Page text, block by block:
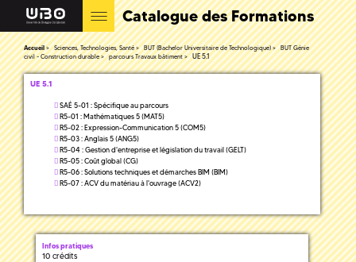
Catalogue des Formations
Accueil Sciences, Technologies, Santé BUT (Bachelor Universitaire de Technologique)
BUT Génie
civil - Construction durable
parcours Travaux bâtiment UE 5.1
UE 5.1
SAÉ 5-01 : Spécifique au parcours
R5-01 : Mathématiques 5 (MAT5)
R5-02 : Expression-Communication 5 (COM5)
R5-03 : Anglais 5 (ANG5)
R5-04 : Gestion d'entreprise et législation du travail (GELT)
R5-05 : Coût global (CG)
R5-06 : Solutions techniques et démarches BIM (BIM)
R5-07 : ACV du matériau à l'ouvrage (ACV2)
Infos pratiques
10 crédits